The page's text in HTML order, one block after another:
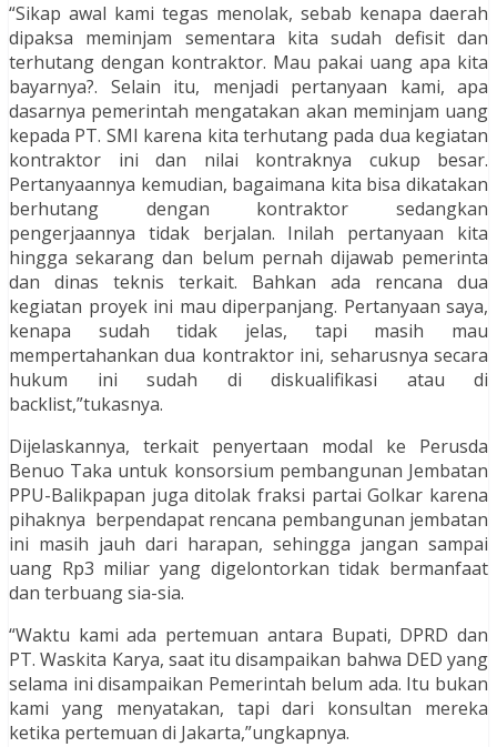
“Sikap awal kami tegas menolak, sebab kenapa daerah
dipaksa meminjam sementara kita sudah defisit dan
terhutang dengan kontraktor. Mau pakai uang apa kita
bayarnya?. Selain itu, menjadi pertanyaan kami, apa
dasarnya pemerintah mengatakan akan meminjam uang
kepada PT. SMI karena kita terhutang pada dua kegiatan
kontraktor ini dan nilai kontraknya cukup besar.
Pertanyaannya kemudian, bagaimana kita bisa dikatakan
berhutang dengan kontraktor sedangkan
pengerjaannya tidak berjalan. Inilah pertanyaan kita
hingga sekarang dan belum pernah dijawab pemerinta
dan dinas teknis terkait. Bahkan ada rencana dua
kegiatan proyek ini mau diperpanjang. Pertanyaan saya,
kenapa sudah tidak jelas, tapi masih mau
mempertahankan dua kontraktor ini, seharusnya secara
hukum ini sudah di diskualifikasi atau di
backlist,”tukasnya.
Dijelaskannya, terkait penyertaan modal ke Perusda
Benuo Taka untuk konsorsium pembangunan Jembatan
PPU-Balikpapan juga ditolak fraksi partai Golkar karena
pihaknya berpendapat rencana pembangunan jembatan
ini masih jauh dari harapan, sehingga jangan sampai
uang Rp3 miliar yang digelontorkan tidak bermanfaat
dan terbuang sia-sia.
“Waktu kami ada pertemuan antara Bupati, DPRD dan
PT. Waskita Karya, saat itu disampaikan bahwa DED yang
selama ini disampaikan Pemerintah belum ada. Itu bukan
kami yang menyatakan, tapi dari konsultan mereka
ketika pertemuan di Jakarta,”ungkapnya.